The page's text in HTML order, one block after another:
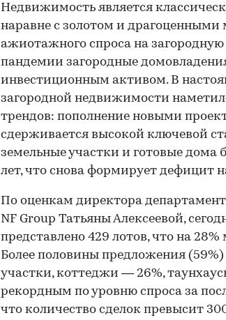
Недвижимость является
наравне с золотом и драгоценными
ажиотажного спроса на
пандемии загородные
инвестиционным активом. В
загородной недвижимости
трендов: пополнение новыми
сдерживается высокой ключевой
земельные участки и готовые дома
лет, что снова формирует дефицит
По оценкам директора
NF Group Татьяны Алексеевой,
представлено 429 лотов, что на
Более половины предложения
участки, коттеджи — 26%,
рекордным по уровню спроса за
что количество сделок превысит